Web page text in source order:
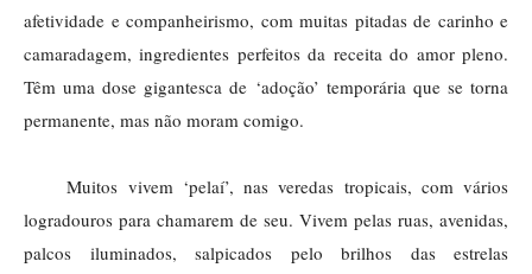
afetividade e companheirismo, com muitas pitadas de carinho e
camaradagem, ingredientes perfeitos da receita do amor pleno.
Têm uma dose gigantesca de ‘adoção’ temporária que se torna
permanente, mas não moram comigo.
Muitos vivem ‘pelaí’, nas veredas tropicais, com vários
logradouros para chamarem de seu. Vivem pelas ruas, avenidas,
palcos iluminados, salpicados pelo brilhos das estrelas